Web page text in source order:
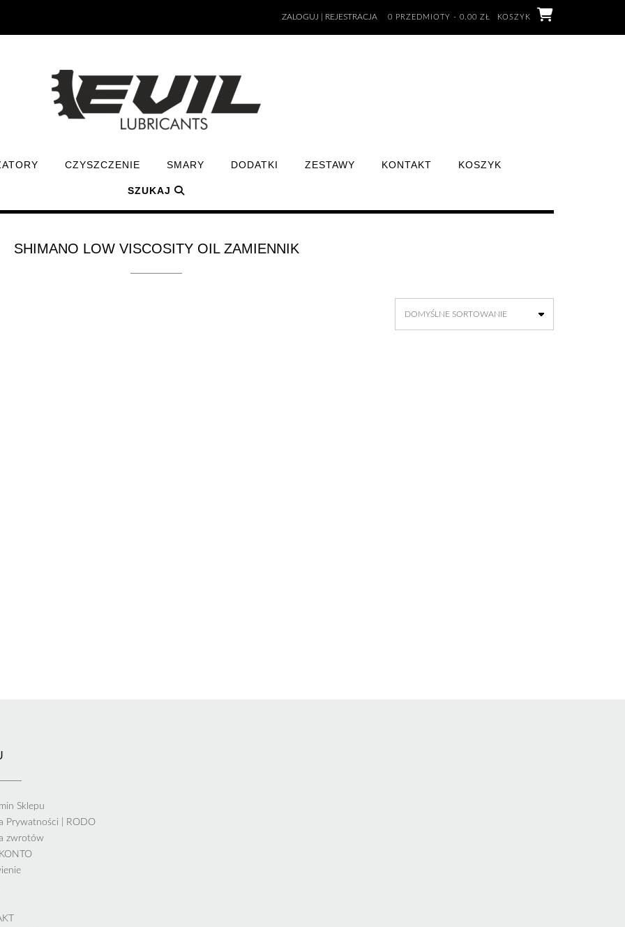
ZALOGUJ | REJESTRACJA 0 PRZEDMIOTY - 0.00 ZŁ KOSZYK
CZYSZCZENIE SMARY DODATKI ZESTAWY KONTAKT KOSZYK
SZUKAJ
SHIMANO LOW VISCOSITY OIL ZAMIENNIK
Sklepu
Prywatności | RODO
zwrotów